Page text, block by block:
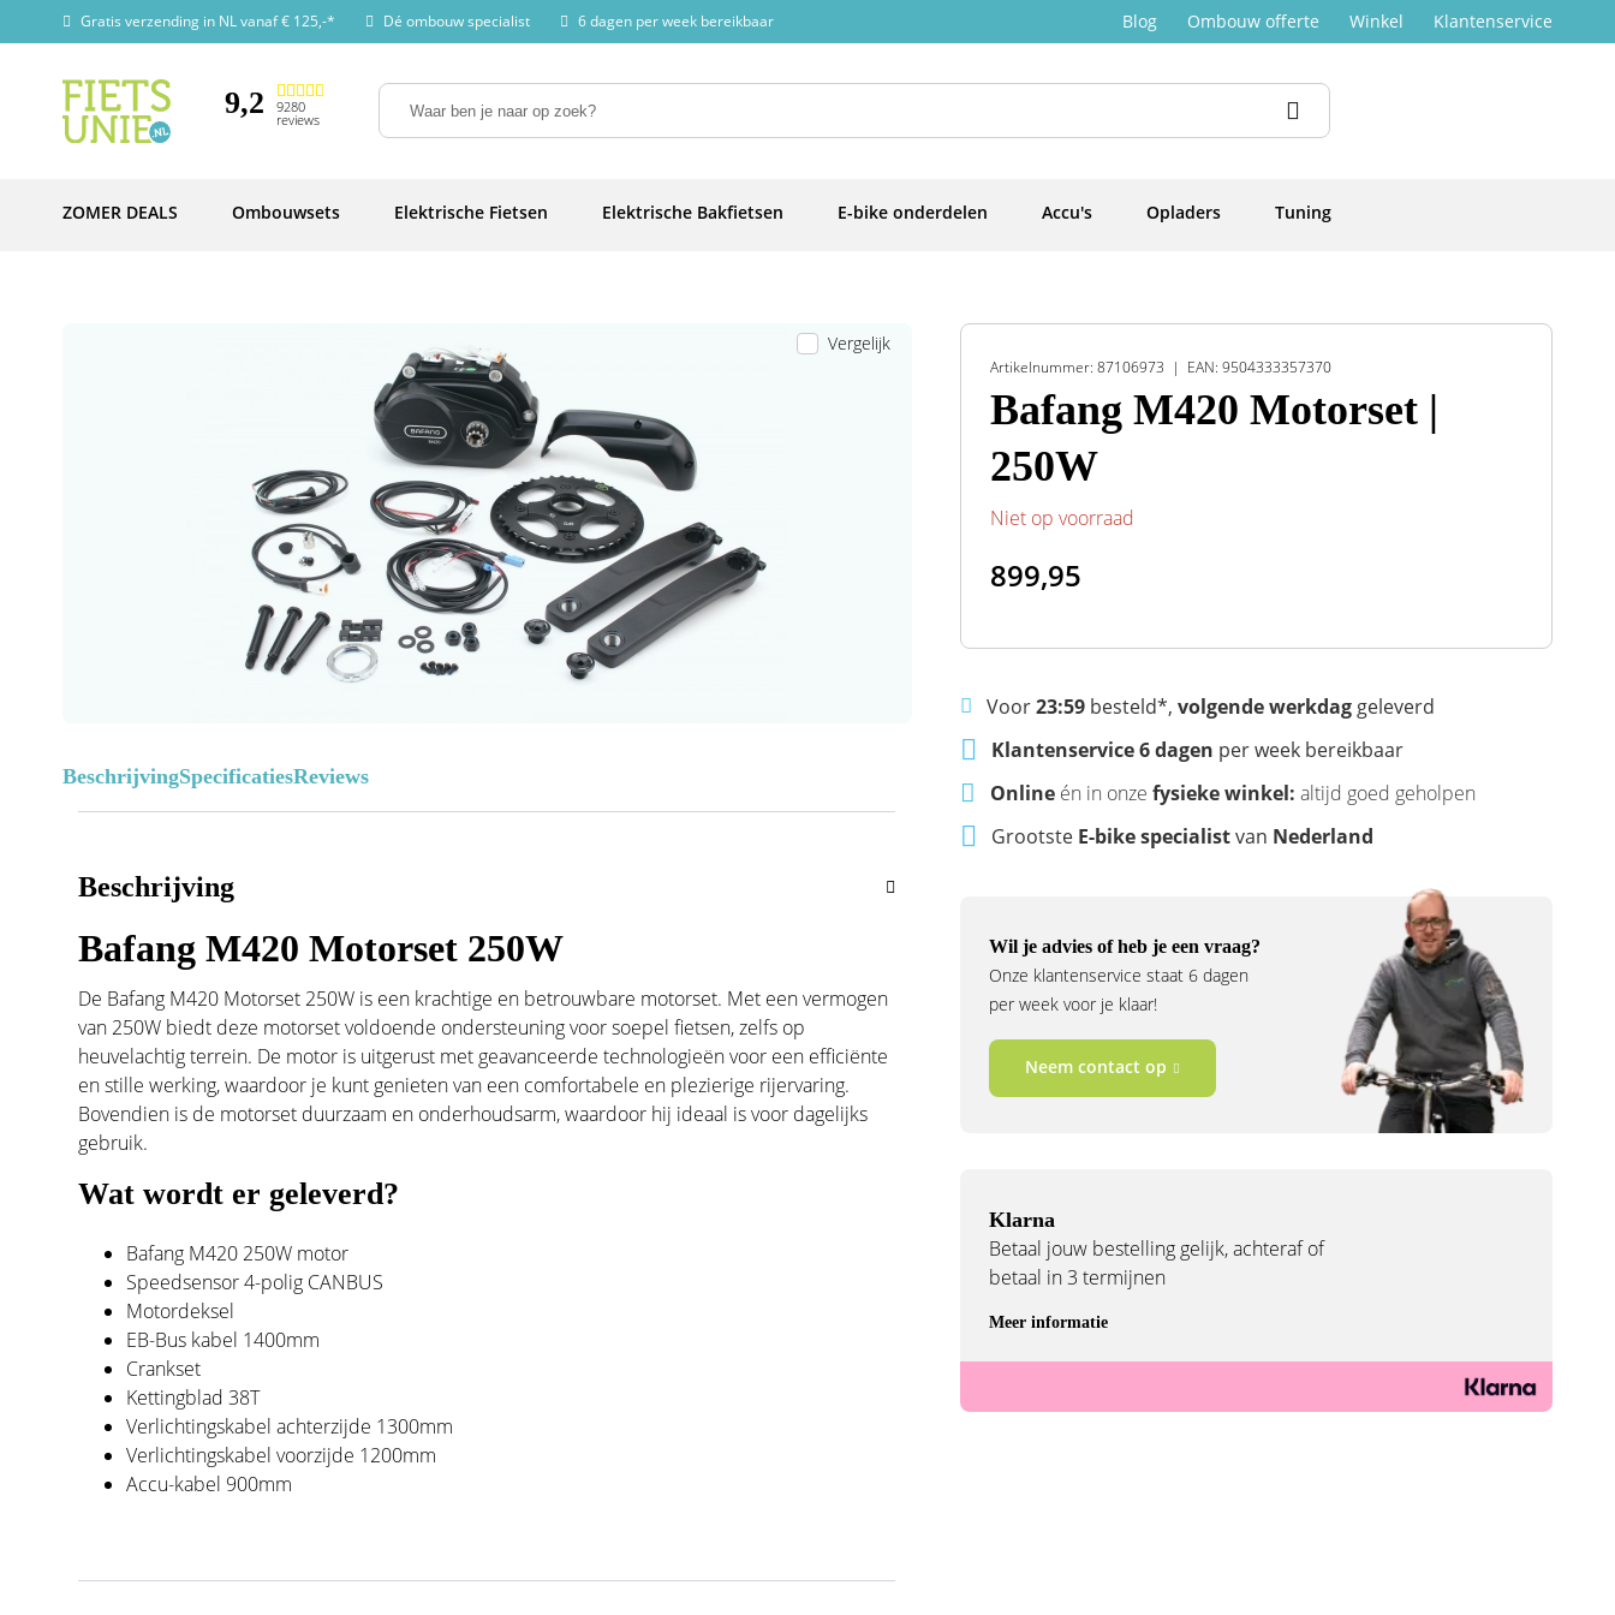
Gratis verzending in NL vanaf € 125,-* Dé ombouw specialist 6 dagen per week bereikbaar Blog Ombouw offerte Winkel Klantenservice
9,2 9280
reviews
ZOMER DEALS Ombouwsets Elektrische Fietsen Elektrische Bakfietsen E-bike onderdelen Accu's Opladers Tuning
Vergelijk
BeschrijvingSpecificatiesReviews
Beschrijving
Bafang M420 Motorset 250W
De Bafang M420 Motorset 250W is een krachtige en betrouwbare motorset. Met een vermogen
van 250W biedt deze motorset voldoende ondersteuning voor soepel fietsen, zelfs op
heuvelachtig terrein. De motor is uitgerust met geavanceerde technologieën voor een efficiënte
en stille werking, waardoor je kunt genieten van een comfortabele en plezierige rijervaring.
Bovendien is de motorset duurzaam en onderhoudsarm, waardoor hij ideaal is voor dagelijks
gebruik.
Wat wordt er geleverd?
Bafang M420 250W motor
Speedsensor 4-polig CANBUS
Motordeksel
EB-Bus kabel 1400mm
Crankset
Kettingblad 38T
Verlichtingskabel achterzijde 1300mm
Verlichtingskabel voorzijde 1200mm
Accu-kabel 900mm
Artikelnummer: 87106973 EAN: 9504333357370
Bafang M420 Motorset |
250W
Niet op voorraad
899,95
Voor23:59besteld*, volgende werkdaggeleverd
Klantenservice 6 dagen per week bereikbaar
Online én in onze fysieke winkel: altijd goed geholpen
Grootste E-bike specialistvan Nederland
Wil je advies of heb je een vraag?
Onze klantenservice staat 6 dagen
per week voor je klaar!
Neem contact op
Klarna
Betaal jouw bestelling gelijk, achteraf of
betaal in 3 termijnen
Meer informatie